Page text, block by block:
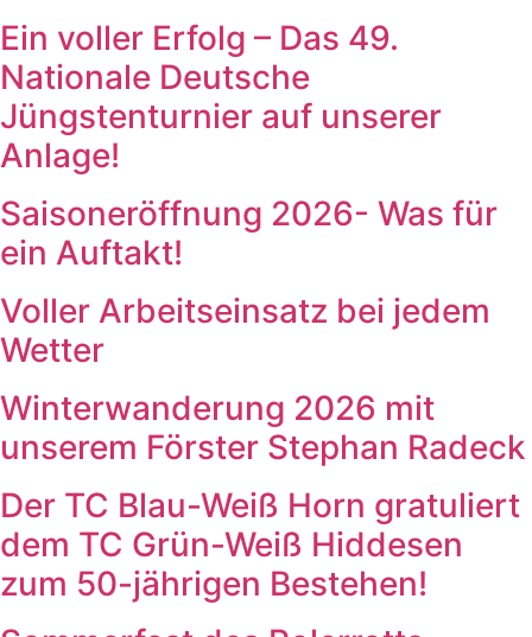
Ein voller Erfolg – Das 49.
Nationale Deutsche
Jüngstenturnier auf unserer
Anlage!
Saisoneröffnung 2026- Was für
ein Auftakt!
Voller Arbeitseinsatz bei jedem
Wetter
Winterwanderung 2026 mit
unserem Förster Stephan Radeck
Der TC Blau-Weiß Horn gratuliert
dem TC Grün-Weiß Hiddesen
zum 50-jährigen Bestehen!